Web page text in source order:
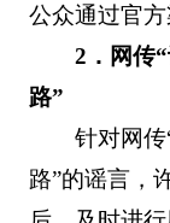
公众通过官方
2．网传
路”
针对网
路”的谣言，